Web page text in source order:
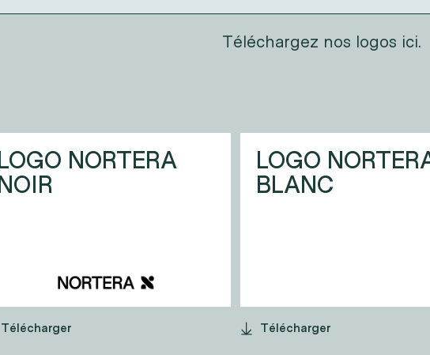
Téléchargez nos logos ici.
LOGO NORTERA
NOIR
Télécharger
LOGO
BLANC
Télécharger